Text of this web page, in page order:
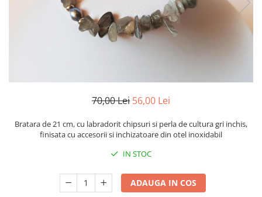
70,00 Lei 56,00 Lei
Bratara de 21 cm, cu labradorit chipsuri si perla de cultura gri inchis,
finisata cu accesorii si inchizatoare din otel inoxidabil
IN STOC
ADAUGA IN COS